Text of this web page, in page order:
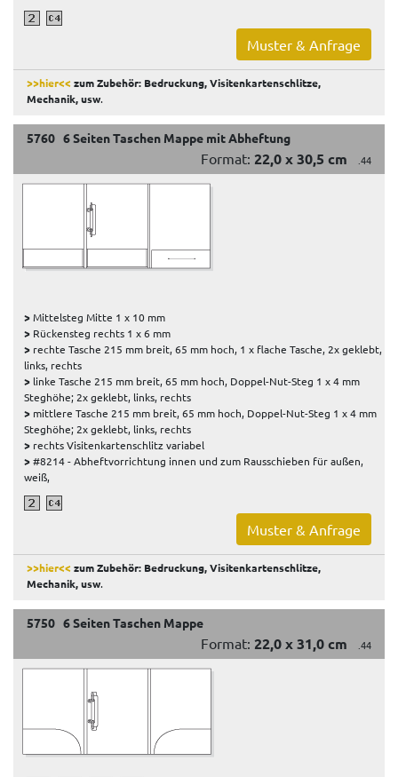
Muster & Anfrage
>>hier<<zum Zubehör: Bedruckung, Visitenkartenschlitze,
Mechanik, usw.
5760 6 Seiten Taschen Mappe mit Abheftung
Format: 22,0 x 30,5 cm .44
>Mittelsteg Mitte 1 x 10 mm
> Rückensteg rechts 1 x 6 mm
> rechte Tasche 215 mm breit, 65 mm hoch, 1 x flache Tasche, 2x geklebt,
links, rechts
> linke Tasche 215 mm breit, 65 mm hoch, Doppel-Nut-Steg 1 x 4 mm
Steghöhe; 2x geklebt, links, rechts
> mittlere Tasche 215 mm breit, 65 mm hoch, Doppel-Nut-Steg 1 x 4 mm
Steghöhe; 2x geklebt, links, rechts
> rechts Visitenkartenschlitz variabel
>#8214 - Abheftvorrichtung innen und zum Rausschieben für außen,
weiß,
Muster & Anfrage
>>hier<<zum Zubehör: Bedruckung, Visitenkartenschlitze,
Mechanik, usw.
5750 6 Seiten Taschen Mappe
Format: 22,0 x 31,0 cm .44